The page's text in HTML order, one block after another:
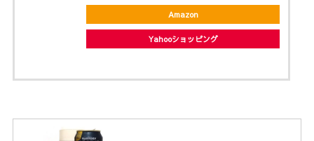
Amazon
Yahooショッピング